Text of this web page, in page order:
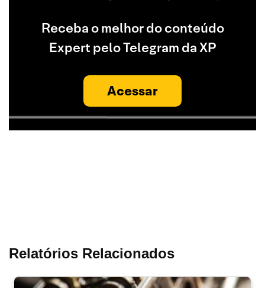
Receba o melhor do conteúdo
Expert pelo Telegram da XP
Acessar
Relatórios Relacionados